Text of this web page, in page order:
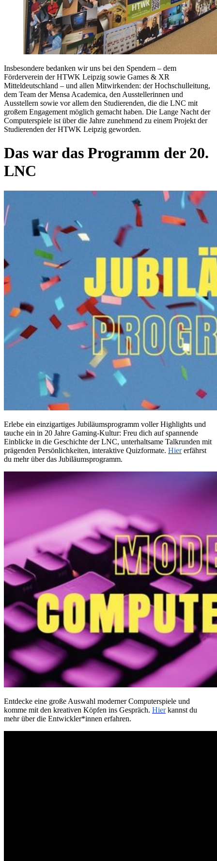
Insbesondere bedanken wir uns bei den Spendern – dem
Förderverein der HTWK Leipzig sowie Games & XR
Mitteldeutschland – und allen Mitwirkenden: der Hochschulleitung,
dem Team der Mensa Academica, den Ausstellerinnen und
Ausstellern sowie vor allem den Studierenden, die die LNC mit
großem Engagement möglich gemacht haben. Die Lange Nacht der
Computerspiele ist über die Jahre zunehmend zu einem Projekt der
Studierenden der HTWK Leipzig geworden.
Das war das Programm der 20.
LNC
Erlebe ein einzigartiges Jubiläumsprogramm voller Highlights und
tauche ein in 20 Jahre Gaming-Kultur: Freu dich auf spannende
Einblicke in die Geschichte der LNC, unterhaltsame Talkrunden mit
prägenden Persönlichkeiten, interaktive Quizformate. Hiererfährst
du mehr über das Jubiläumsprogramm.
Entdecke eine große Auswahl moderner Computerspiele und
komme mit den kreativen Köpfen ins Gespräch. Hierkannst du
mehr über die Entwickler*innen erfahren.